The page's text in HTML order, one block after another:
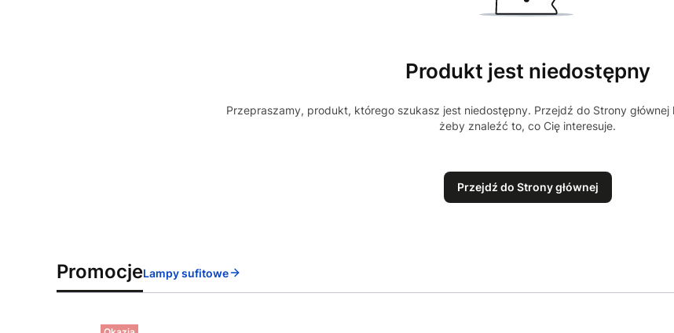
Produkt jest niedostępny
Przepraszamy, produkt, którego szukasz jest niedostępny. Przejdź do Strony
żeby znaleźć to, co Cię interesuje.
Przejdź do Strony głównej
PromocjeLampy sufitowe